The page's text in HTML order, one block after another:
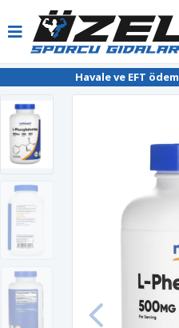
Havale ve EFT